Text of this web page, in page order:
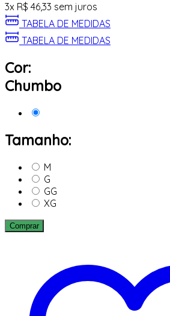
3x R$ 46,33 sem juros
TABELA DE MEDIDAS
TABELA DE MEDIDAS
Cor:
Chumbo
Tamanho:
M
G
GG
XG
Comprar